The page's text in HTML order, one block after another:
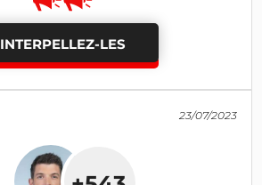
INTERPELLEZ-LES
23/07/2023